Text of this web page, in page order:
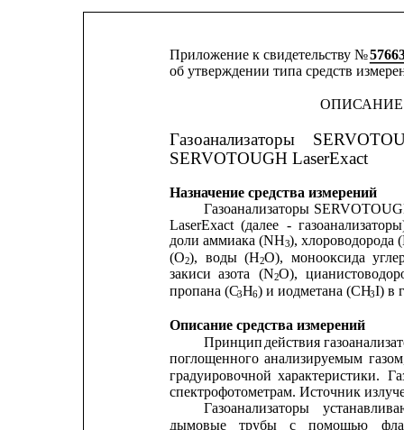
Приложение к свидетельству №
об утверждении типа средств
ОПИСАНИЕ
Газоанализаторы
SERVOTOUGH LaserExact
Назначение средства измерений
Газоанализаторы
LaserExact (далее -
доли аммиака (NH3), хлороводорода
(O2), воды (H2O), монооксида
закиси азота (N2O),
пропана (C3H6) и иодметана (CH3I) в
Описание средства измерений
Принцип действия
поглощенного анализируемым
градуировочной характеристики.
спектрофотометрам. Источник
Газоанализаторы
дымовые
трубы с помощью